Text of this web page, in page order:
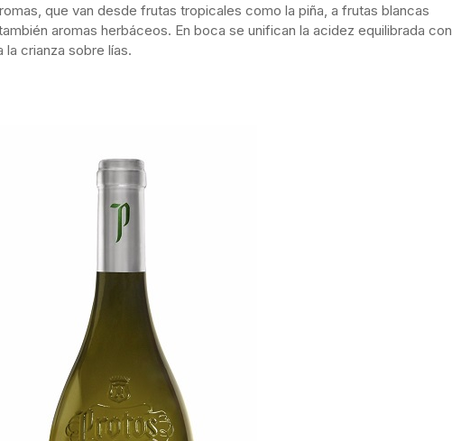
que van desde frutas tropicales como la piña, a frutas blancas
aromas herbáceos. En boca se unifican la acidez equilibrada con
crianza sobre lías.